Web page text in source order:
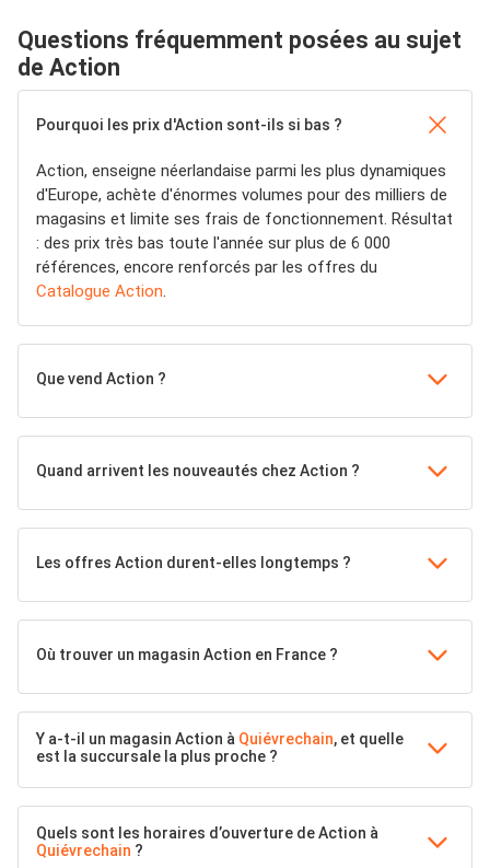
Questions fréquemment posées au sujet
de Action
Pourquoi les prix d'Action sont-ils si bas ?
Action, enseigne néerlandaise parmi les plus dynamiques
d'Europe, achète d'énormes volumes pour des milliers de
magasins et limite ses frais de fonctionnement. Résultat
: des prix très bas toute l'année sur plus de 6 000
références, encore renforcés par les offres du
Catalogue Action.
Que vend Action ?
Quand arrivent les nouveautés chez Action ?
Les offres Action durent-elles longtemps ?
Où trouver un magasin Action en France ?
Y a-t-il un magasin Action à Quiévrechain, et quelle
est la succursale la plus proche ?
Quels sont les horaires d’ouverture de Action à
Quiévrechain ?